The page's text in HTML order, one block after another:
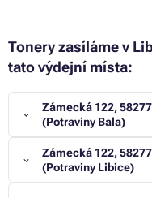
Tonery zasíláme v
tato výdejní místa:
Zámecká 122,
(Potraviny Bala)
Zámecká 122,
(Potraviny Libice)